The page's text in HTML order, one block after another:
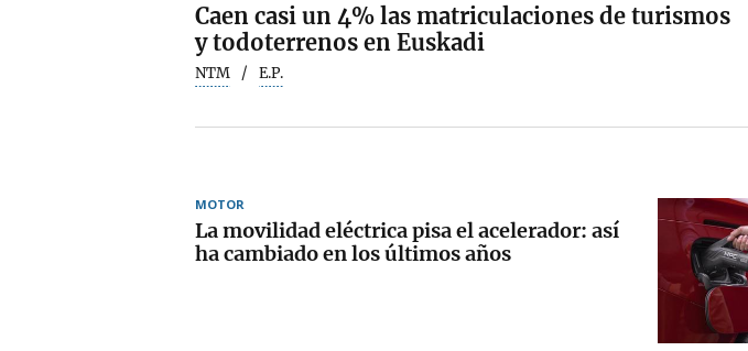
Caen casi un 4% las matriculaciones de turismos
y todoterrenos en Euskadi
NTM E.P.
MOTOR
La movilidad eléctrica pisa el acelerador: así
ha cambiado en los últimos años